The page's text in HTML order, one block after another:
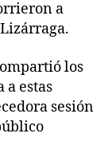
a
los
a estas
sesión